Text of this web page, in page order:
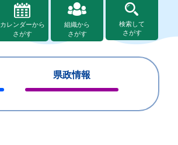
カレンダーから
さがす
組織から
さがす
検索して
さがす
県政情報
じ